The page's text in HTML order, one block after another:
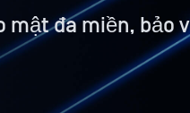
đa miền, bảo